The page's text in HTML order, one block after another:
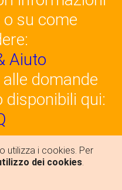
su come
Aiuto
domande
disponibili qui:
utilizza i cookies. Per
dei cookies.